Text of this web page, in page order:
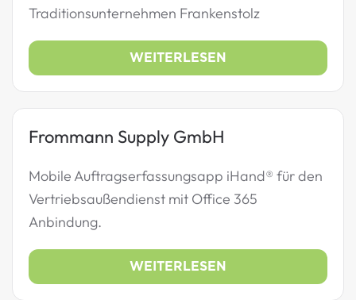
Traditionsunternehmen Frankenstolz
WEITERLESEN
Frommann Supply GmbH
Mobile Auftragserfassungsapp iHand® für den
Vertriebsaußendienst mit Office 365
Anbindung.
WEITERLESEN